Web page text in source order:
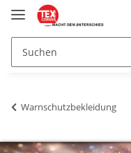
Warnschutzbekleidung